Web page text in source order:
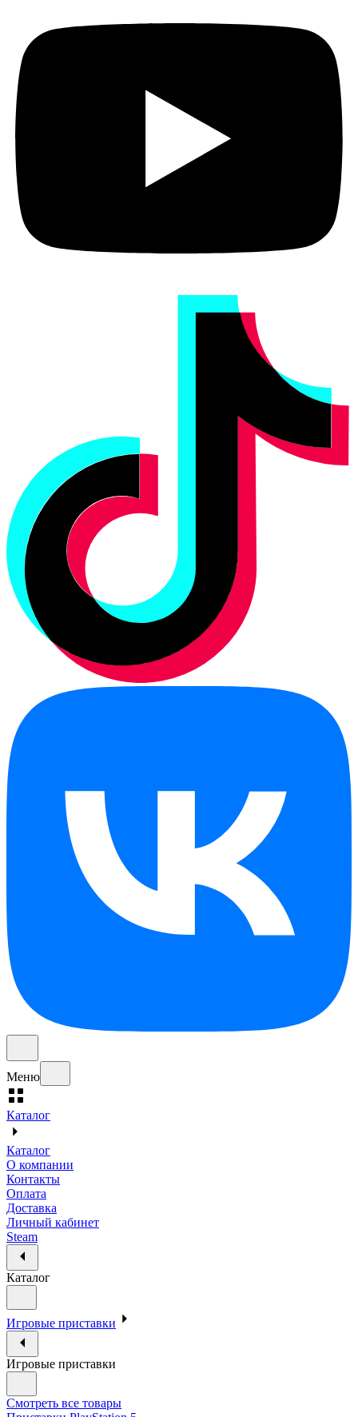
Меню
Каталог
Каталог
О компании
Контакты
Оплата
Доставка
Личный кабинет
Steam
Каталог
Игровые приставки
Игровые приставки
Смотреть все товары